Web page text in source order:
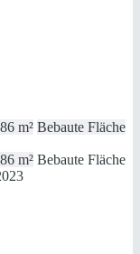
m² Bebaute Fläche
m² Bebaute Fläche